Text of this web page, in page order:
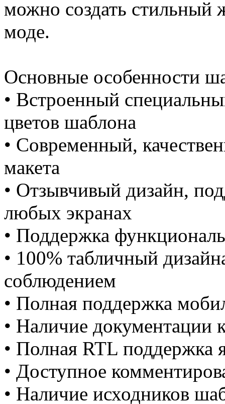
можно создать стильный
моде.
Основные особенности
• Встроенный
цветов шаблона
• Современный,
макета
• Отзывчивый дизайн,
любых экранах
• Поддержка
• 100% табличный
соблюдением
• Полная поддержка
• Наличие документации
• Полная RTL поддержка
• Доступное
• Наличие исходников